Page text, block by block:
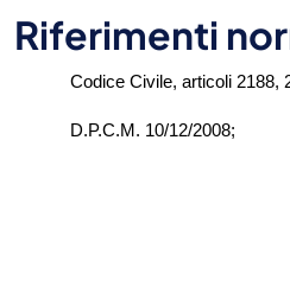
Riferimenti
Codice Civile, articoli 2188,
D.P.C.M. 10/12/2008;